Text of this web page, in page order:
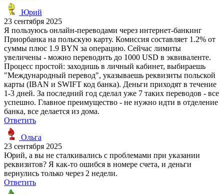
Юрий
23 сентября 2025
Я пользуюсь онлайн-переводами через интернет-банкинг
Приорбанка на польскую карту. Комиссия составляет 1.2% от
суммы плюс 1.9 BYN за операцию. Сейчас лимиты
увеличены - можно переводить до 1000 USD в эквиваленте.
Процесс простой: заходишь в личный кабинет, выбираешь
"Международный перевод", указываешь реквизиты польской
карты (IBAN и SWIFT код банка). Деньги приходят в течение
1-3 дней. За последний год сделал уже 7 таких переводов - все
успешно. Главное преимущество - не нужно идти в отделение
банка, все делается из дома.
Ответить
Ольга
23 сентября 2025
Юрий, а вы не сталкивались с проблемами при указании
реквизитов? Я как-то ошибся в номере счета, и деньги
вернулись только через 2 недели.
Ответить